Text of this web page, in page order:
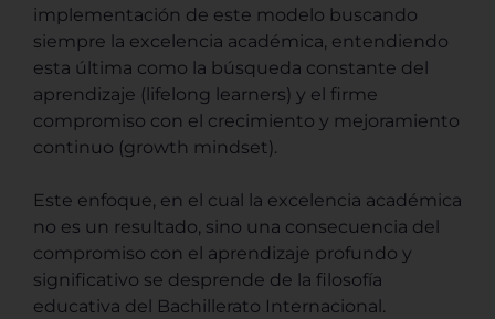
implementación de este modelo buscando
siempre la excelencia académica, entendiendo
esta última como la búsqueda constante del
aprendizaje (lifelong learners) y el firme
compromiso con el crecimiento y mejoramiento
continuo (growth mindset).
Este enfoque, en el cual la excelencia académica
no es un resultado, sino una consecuencia del
compromiso con el aprendizaje profundo y
significativo se desprende de la filosofía
educativa del Bachillerato Internacional.